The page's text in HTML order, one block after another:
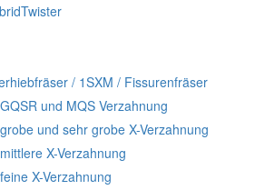
/ 1SXM / Fissurenfräser
und MQS Verzahnung
und sehr grobe X-Verzahnung
X-Verzahnung
X-Verzahnung